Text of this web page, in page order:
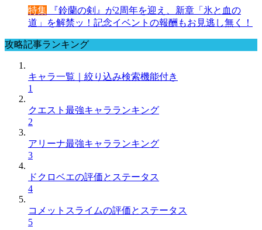
特集 『鈴蘭の剣』が2周年を迎え、新章「氷と血の
道」を解禁ッ！記念イベントの報酬もお見逃し無く！
攻略記事ランキング
キャラ一覧｜絞り込み検索機能付き
1
クエスト最強キャラランキング
2
アリーナ最強キャラランキング
3
ドクロベエの評価とステータス
4
コメットスライムの評価とステータス
5